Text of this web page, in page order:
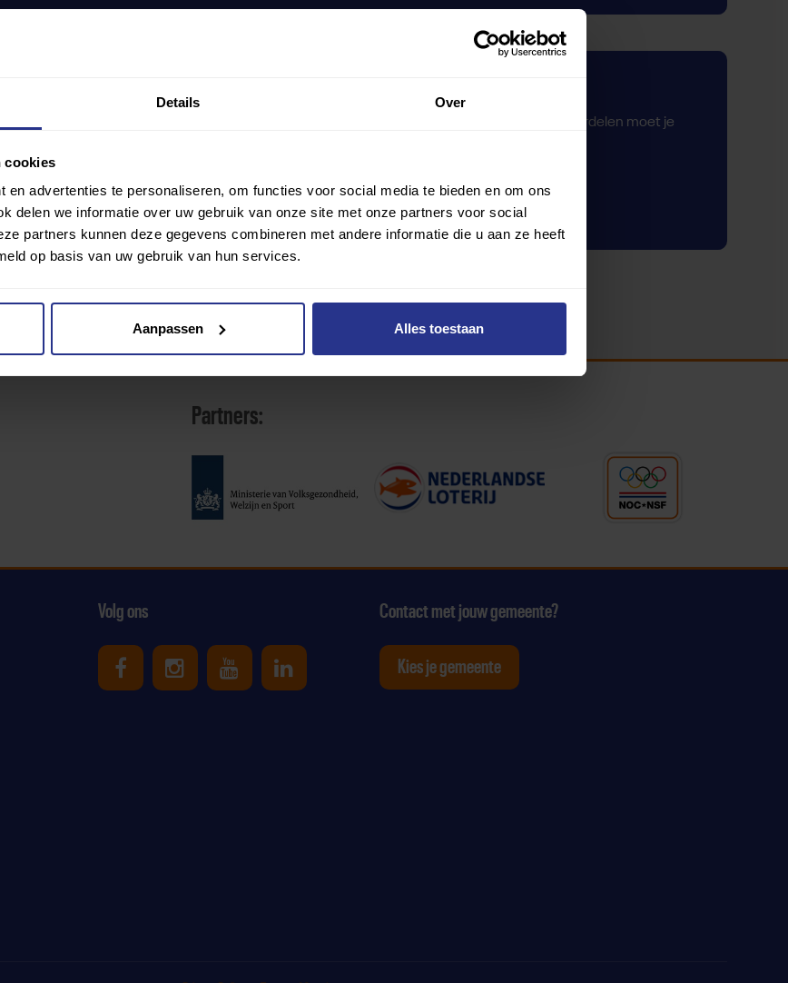
Details Over
cookies
en advertenties te personaliseren, om functies voor social media te bieden en om ons
delen we informatie over uw gebruik van onze site met onze partners voor social
partners kunnen deze gegevens combineren met andere informatie die u aan ze heeft
op basis van uw gebruik van hun services.
Aanpassen Alles toestaan
Om deze sportruimte te beoordelen moet je
Inloggen
Partners:
Volg ons
Uniek Sporten op Facebook
Uniek Sporten op Instagram
Uniek Sporten op Youtube
Uniek Sporten op Linkedin
Contact met jouw gemeente?
Kies je gemeente